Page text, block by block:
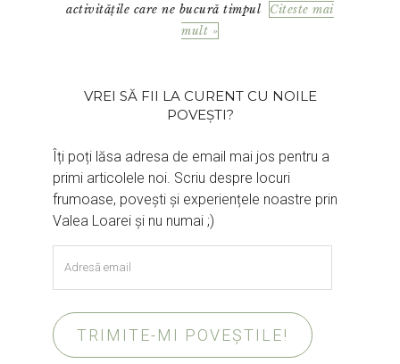
activitățile care ne bucură timpul
Citeste mai
mult »
VREI SĂ FII LA CURENT CU NOILE
POVEȘTI?
Îți poți lăsa adresa de email mai jos pentru a
primi articolele noi. Scriu despre locuri
frumoase, povești și experiențele noastre prin
Valea Loarei și nu numai ;)
email
TRIMITE-MI POVEȘTILE!